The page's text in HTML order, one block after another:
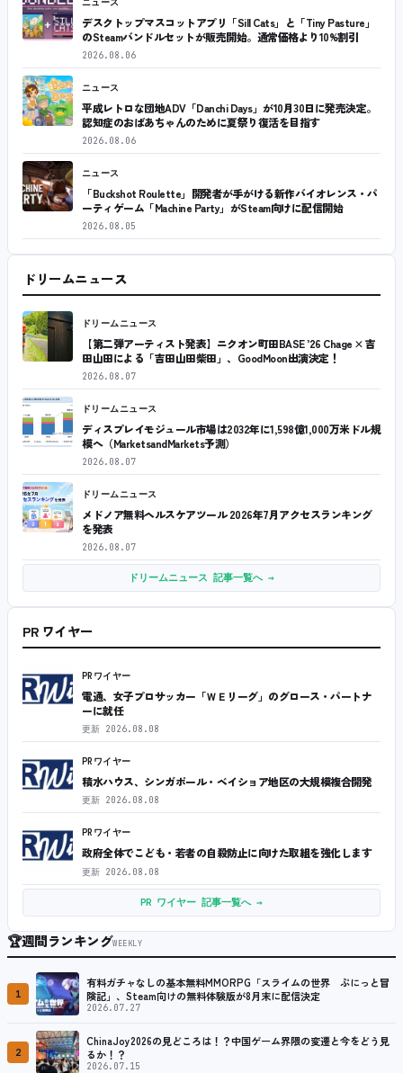
デスクトップマスコットアプリ「Sill Cats」と「Tiny Pasture」
のSteamバンドルセットが販売開始。通常価格より10%割引
2026.08.06
ニュース
平成レトロな団地ADV「Danchi Days」が10月30日に発売決定。
認知症のおばあちゃんのために夏祭り復活を目指す
2026.08.06
ニュース
「Buckshot Roulette」開発者が手がける新作バイオレンス・パ
ーティゲーム「Machine Party」がSteam向けに配信開始
2026.08.05
ドリームニュース
ドリームニュース
【第二弾アーティスト発表】ニクオン町田BASE ’26 Chage × 吉
田山田による「吉田山田柴田」、GoodMoon出演決定！
2026.08.07
ドリームニュース
ディスプレイモジュール市場は2032年に1,598億1,000万米ドル規
模へ（MarketsandMarkets予測）
2026.08.07
ドリームニュース
メドノア無料ヘルスケアツール 2026年7月アクセスランキング
を発表
2026.08.07
ドリームニュース 記事一覧へ →
PR ワイヤー
PRワイヤー
電通、女子プロサッカー「ＷＥリーグ」のグロース・パートナ
ーに就任
更新 2026.08.08
PRワイヤー
積水ハウス、シンガポール・ベイショア地区の大規模複合開発
更新 2026.08.08
PRワイヤー
政府全体でこども・若者の自殺防止に向けた取組を強化します
更新 2026.08.08
PR ワイヤー 記事一覧へ →
🏆週間ランキングWEEKLY
1
有料ガチャなしの基本無料MMORPG「スライムの世界 ぷにっと冒
険記」、Steam向けの無料体験版が8月末に配信決定
2026.07.27
2
ChinaJoy2026の見どころは！？中国ゲーム界隈の変遷と今をどう見
るか！？
2026.07.15